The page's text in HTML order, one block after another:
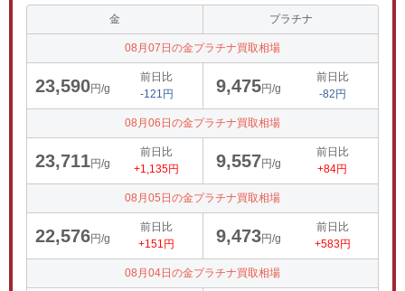
金 プラチナ
08月07日の金プラチナ買取相場
23,590円/g
前日比
-121円
9,475円/g
前日比
-82円
08月06日の金プラチナ買取相場
23,711円/g
前日比
+1,135円
9,557円/g
前日比
+84円
08月05日の金プラチナ買取相場
22,576円/g
前日比
+151円
9,473円/g
前日比
+583円
08月04日の金プラチナ買取相場